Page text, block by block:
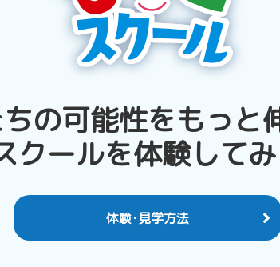
の可能性をもっと
クールを体験して
体験･見学方法